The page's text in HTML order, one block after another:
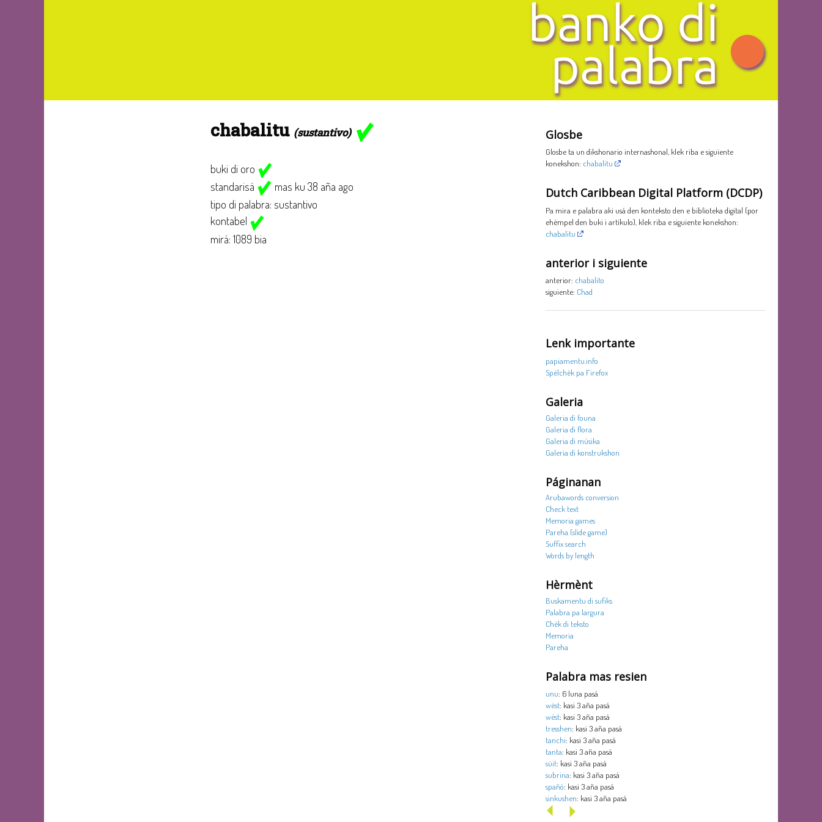
chabalitu (sustantivo)
buki di oro
standarisá
mas ku 38 aña ago
tipo di palabra: sustantivo
kontabel
mirá: 1089 bia
Glosbe
Glosbe ta un dikshonario internashonal, klek riba e siguiente
konekshon: chabalitu
Dutch Caribbean Digital Platform (DCDP)
Pa mira e palabra aki usá den konteksto den e biblioteka digital (por
ehèmpel den buki i artíkulo), klek riba e siguiente konekshon:
chabalitu
anterior i siguiente
anterior: chabalito
siguiente: Chad
Lenk importante
papiamentu.info
Spèlchèk pa Firefox
Galeria
Galeria di founa
Galeria di flora
Galeria di músika
Galeria di konstrukshon
Páginanan
Arubawords conversion
Check text
Memoria games
Pareha (slide game)
Suffix search
Words by length
Hèrmènt
Buskamentu di sufiks
Palabra pa largura
Chèk di teksto
Memoria
Pareha
Palabra mas resien
unu: 6 luna pasá
wèst: kasi 3 aña pasá
wèst: kasi 3 aña pasá
tresshen: kasi 3 aña pasá
tanchi: kasi 3 aña pasá
tanta: kasi 3 aña pasá
sùit: kasi 3 aña pasá
subrina: kasi 3 aña pasá
spañó: kasi 3 aña pasá
sinkushen: kasi 3 aña pasá